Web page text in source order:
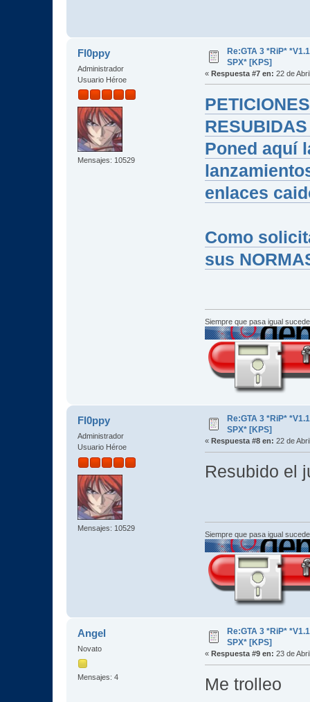
Fl0ppy
Administrador
Usuario Héroe
Mensajes: 10529
Re:GTA 3 *RiP*
SPX* [KPS]
« Respuesta #7 en: 22 de
Poned aquí
enlaces
Como
sus
Siempre que pasa igual
Fl0ppy
Administrador
Usuario Héroe
Mensajes: 10529
Re:GTA 3 *RiP*
SPX* [KPS]
« Respuesta #8 en: 22 de
Resubido el
Siempre que pasa igual
Angel
Novato
Mensajes: 4
Re:GTA 3 *RiP*
SPX* [KPS]
« Respuesta #9 en: 23 de
Me trolleo